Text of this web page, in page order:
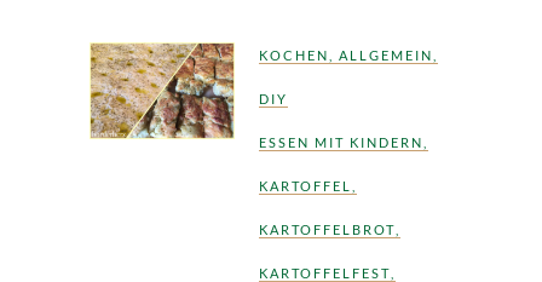
KOCHEN ALLGEMEIN
DIY
ESSEN MIT KINDERN
KARTOFFEL
KARTOFFELBROT
KARTOFFELFEST